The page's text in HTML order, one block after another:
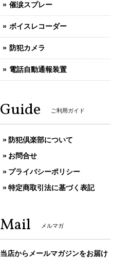
催涙スプレー
ボイスレコーダー
防犯カメラ
電話自動通報装置
Guide ご利用ガイド
防犯倶楽部について
お問合せ
プライバシーポリシー
特定商取引法に基づく表記
Mail メルマガ
当店からメールマガジンをお届け